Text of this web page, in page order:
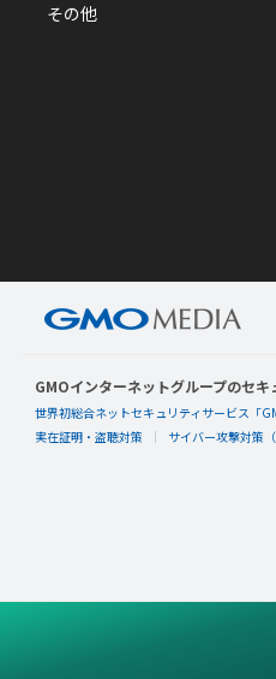
その他
GMOインターネットグループのセキ
世界初総合ネットセキュリティサービス「
実在証明・盗聴対策
サイバー攻撃対策